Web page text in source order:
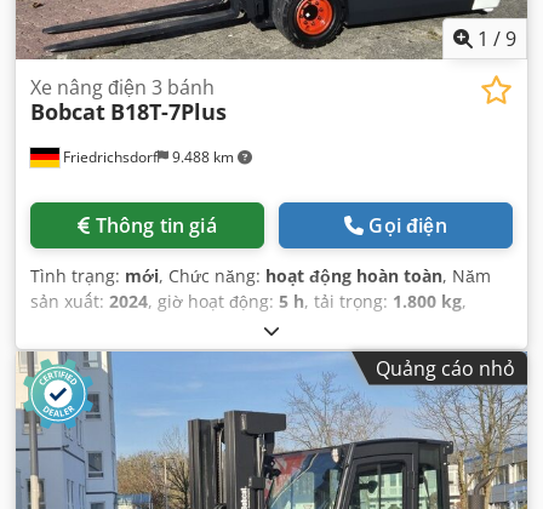
1 /9
Friedrichsdorf 9.488 km
Xe nâng điện 3 bánh
Bobcat B18T-7Plus
Thông tin giá Gọi điện
Tình trạng: mới, Chức năng: hoạt động hoàn toàn, Năm
sản xuất: 2024, giờ hoạt động: 5 h, tải trọng: 1.800 kg,
, nâng tự do:
nhiên liệu:điện, loại cột:triplex, chiều cao xây dựng:2.130
mm, công suất: 6 kW (8,16 mã lực)
, chiều rộng giá đỡ càng
nâng:902 mm 1.200 mm, trọng lượng
không tải: 3.250 kg , tổng chiều dài:1.991 mm
, loại truyền
động:Elektro, chiều rộng xây dựng:1.090 mm,
Quảng cáo nhỏ